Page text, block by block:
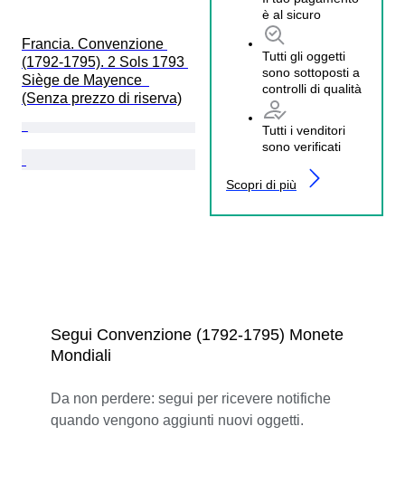
Francia. Convenzione
(1792-1795). 2 Sols 1793
Siège de Mayence
(Senza prezzo di riserva)
è al sicuro
Tutti gli oggetti
sono sottoposti a
controlli di qualità
Tutti i venditori
sono verificati
Scopri di più
Segui Convenzione (1792-1795) Monete
Mondiali
Da non perdere: segui per ricevere notifiche
quando vengono aggiunti nuovi oggetti.